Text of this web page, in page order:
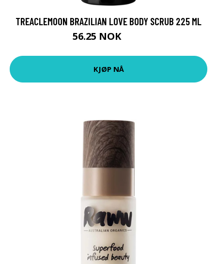
TREACLEMOON BRAZILIAN LOVE BODY SCRUB 225 ML
56.25 NOK
KJØP NÅ